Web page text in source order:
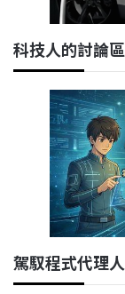
科技人的討論區
駕馭程式代理人